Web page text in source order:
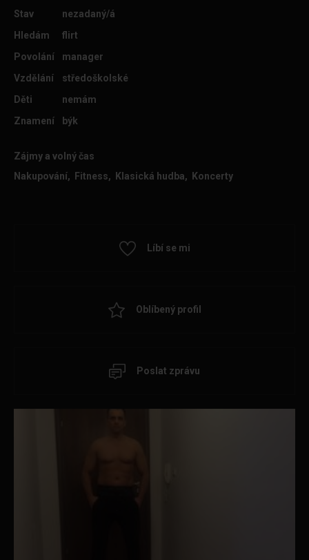
Stav
nezadaný/á
Hledám
flirt
Povolání
manager
Vzdělání
středoškolské
Děti
nemám
Znamení
býk
Zájmy a volný čas
Nakupování, Fitness, Klasická hudba, Koncerty
Líbí se mi
Oblíbený profil
Poslat zprávu